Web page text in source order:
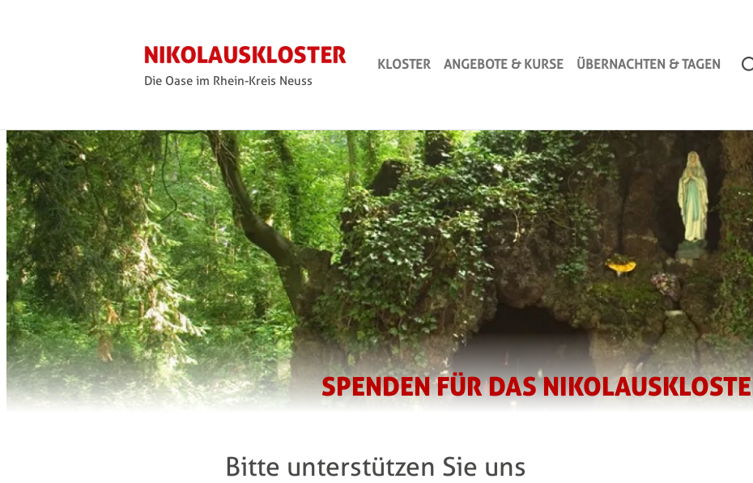
Die Oase im Rhein-Kreis Neuss
KLOSTER ANGEBOTE & KURSE ÜBERNACHTEN & TAGEN
SPENDEN FÜR DAS
Bitte unterstützen Sie uns